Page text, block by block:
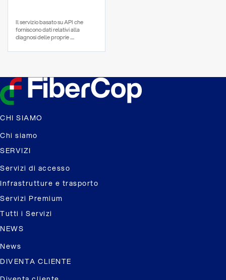
Il servizio basato su API che
forniscono dati relativi alla
diagnosi delle proprie ....
CHI SIAMO
Chi siamo
SERVIZI
Servizi di accesso
Infrastrutture e trasporto
Servizi Premium
Tutti i Servizi
NEWS
News
DIVENTA CLIENTE